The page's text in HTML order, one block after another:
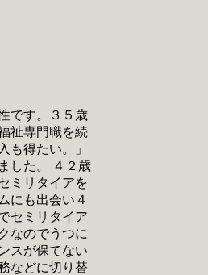
です。３５歳
祉専門職を続
も得たい。」
した。 ４２歳
ミリタイアを
にも出会い４
セミリタイア
なのでうつに
スが保てない
などに切り替